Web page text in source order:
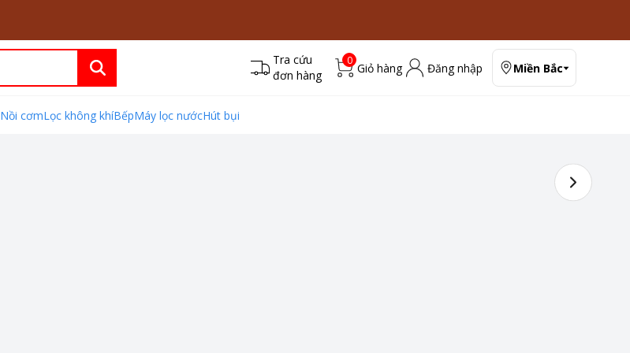
Tra cứu
đơn hàng
0
Giỏ hàng Đăng nhập Miền Bắc
Nồi cơmLọc không khíBếpMáy lọc nướcHút bụi